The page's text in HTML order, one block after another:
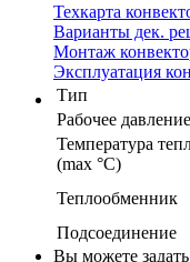
Техкарта
Варианты дек.
Монтаж
Эксплуатация
Тип
Рабочее
Температура
(max °C)
Теплообменник
Подсоединение
Вы можете